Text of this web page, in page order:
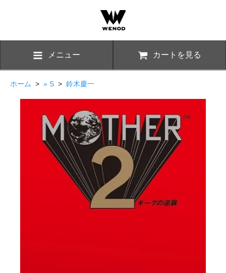
メニュー カートを見る
ホーム > » S > 鈴木慶一